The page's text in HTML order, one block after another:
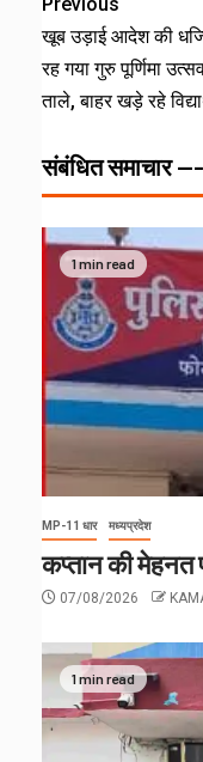
खूब उड़ाई आदेश की
रह गया गुरु पूर्णिमा
ताले, बाहर खड़े रहे
संबंधित समाचार ---
1 min read
MP-11 धार मध्यप्रदेश
कप्तान की मेहनत
07/08/2026
1 min read